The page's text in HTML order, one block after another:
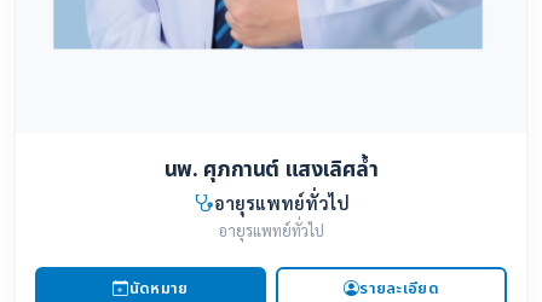
นพ. ศุภกานต์ แสงเลิศล้ำ
อายุรแพทย์ทั่วไป
อายุรแพทย์ทั่วไป
นัดหมาย รายละเอียด